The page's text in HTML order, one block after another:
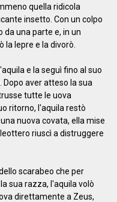
quella ridicola
insetto. Con un colpo
una parte e, in un
lepre e la divorò.
e la seguì fino al suo
Dopo aver atteso la sua
tutte le uova
ritorno, l'aquila restò
nuova covata, ella mise
riuscì a distruggere
scarabeo che per
sua razza, l'aquila volò
direttamente a Zeus,